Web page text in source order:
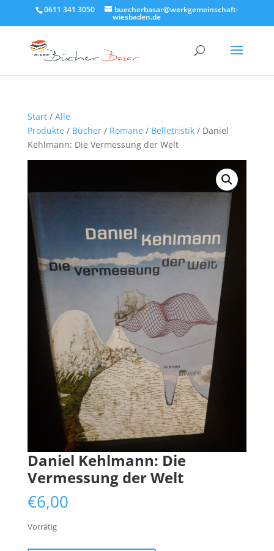
0611 341 3050 buecherbasar@werkgemeinschaft-
wiesbaden.de
Start/ Alle
Produkte/ Bücher/ Romane/ Belletristik/ Daniel
Kehlmann: Die Vermessung der Welt
Daniel Kehlmann: Die
Vermessung der Welt
€6,00
Vorrätig